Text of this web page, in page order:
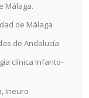
Málaga.
de Málaga
de Andalucía
clínica Infanto-
Ineuro